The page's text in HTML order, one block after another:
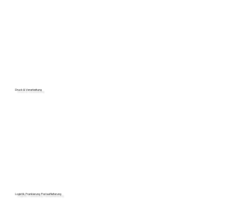
Druck & Verarbeitung
Logistik, Frankierung Postauflieferung